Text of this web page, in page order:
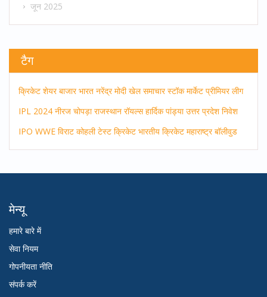
जून 2025
टैग
क्रिकेट शेयर बाजार भारत नरेंद्र मोदी खेल समाचार स्टॉक मार्केट प्रीमियर लीग
IPL 2024 नीरज चोपड़ा राजस्थान रॉयल्स हार्दिक पांड्या उत्तर प्रदेश निवेश
IPO WWE विराट कोहली टेस्ट क्रिकेट भारतीय क्रिकेट महाराष्ट्र बॉलीवुड
मेन्यू
हमारे बारे में
सेवा नियम
गोपनीयता नीति
संपर्क करें